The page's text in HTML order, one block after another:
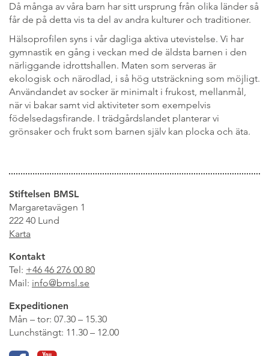
Då många av våra barn har sitt ursprung från olika länder så
får de på detta vis ta del av andra kulturer och traditioner.
Hälsoprofilen syns i vår dagliga aktiva utevistelse. Vi har
gymnastik en gång i veckan med de äldsta barnen i den
närliggande idrottshallen. Maten som serveras är
ekologisk och närodlad, i så hög utsträckning som möjligt.
Användandet av socker är minimalt i frukost, mellanmål,
när vi bakar samt vid aktiviteter som exempelvis
födelsedagsfirande. I trädgårdslandet planterar vi
grönsaker och frukt som barnen själv kan plocka och äta.
Stiftelsen BMSL
Margaretavägen 1
222 40 Lund
Karta
Kontakt
Tel: +46 46 276 00 80
Mail: info@bmsl.se
Expeditionen
Mån – tor: 07.30 – 15.30
Lunchstängt: 11.30 – 12.00